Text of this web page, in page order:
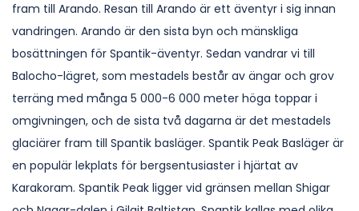
fram till Arando. Resan till Arando är ett äventyr i sig innan
vandringen. Arando är den sista byn och mänskliga
bosättningen för Spantik-äventyr. Sedan vandrar vi till
Balocho-lägret, som mestadels består av ängar och grov
terräng med många 5 000-6 000 meter höga toppar i
omgivningen, och de sista två dagarna är det mestadels
glaciärer fram till Spantik basläger. Spantik Peak Basläger är
en populär lekplats för bergsentusiaster i hjärtat av
Karakoram. Spantik Peak ligger vid gränsen mellan Shigar